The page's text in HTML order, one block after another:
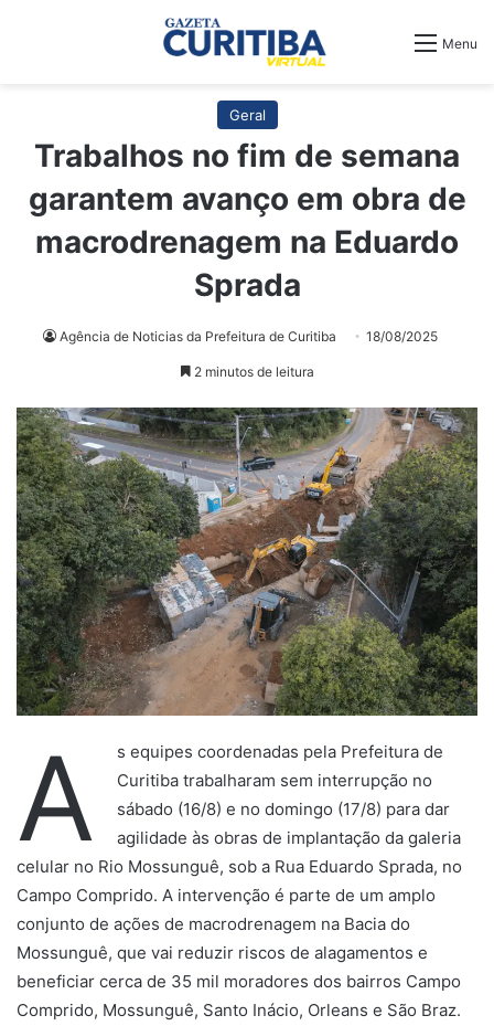
Menu
Geral
Trabalhos no fim de semana
garantem avanço em obra de
macrodrenagem na Eduardo
Sprada
Agência de Noticias da Prefeitura de Curitiba 18/08/2025
2 minutos de leitura
A
s equipes coordenadas pela Prefeitura de
Curitiba trabalharam sem interrupção no
sábado (16/8) e no domingo (17/8) para dar
agilidade às obras de implantação da galeria
celular no Rio Mossunguê, sob a Rua Eduardo Sprada, no
Campo Comprido. A intervenção é parte de um amplo
conjunto de ações de macrodrenagem na Bacia do
Mossunguê, que vai reduzir riscos de alagamentos e
beneficiar cerca de 35 mil moradores dos bairros Campo
Comprido, Mossunguê, Santo Inácio, Orleans e São Braz.